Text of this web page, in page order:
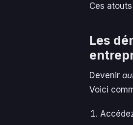
Ces
Les
Devenir
Voici